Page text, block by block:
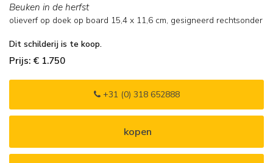
Beuken in de herfst
olieverf op doek op board 15,4 x 11,6 cm, gesigneerd rechtsonder
Dit schilderij is te koop.
Prijs: € 1.750
+31 (0) 318 652888
kopen